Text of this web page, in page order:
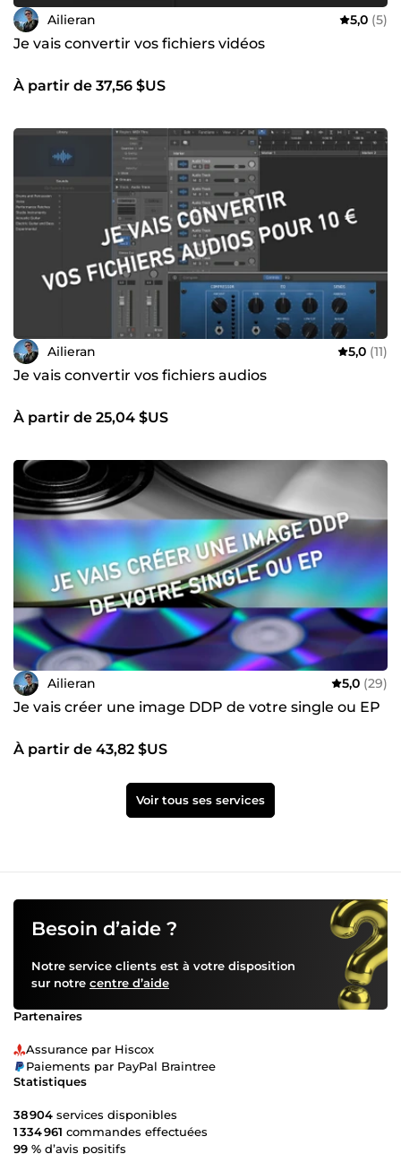
Ailieran 5,0 (5)
Je vais convertir vos fichiers vidéos
À partir de 37,56 $US
Ailieran 5,0 (11)
Je vais convertir vos fichiers audios
À partir de 25,04 $US
Ailieran 5,0 (29)
Je vais créer une image DDP de votre single ou EP
À partir de 43,82 $US
Voir tous ses services
Besoin d’aide ?
Notre service clients est à votre disposition
sur notre centre d’aide
Partenaires
Assurance par Hiscox
Paiements par PayPal Braintree
Statistiques
38 904 services disponibles
1 334 961 commandes effectuées
99 % d’avis positifs